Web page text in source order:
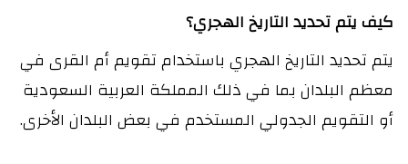
كيف يتم تحديد التاريخ الهجري؟
يتم تحديد التاريخ الهجري باستخدام تقويم أم القرى في
معظم البلدان بما في ذلك المملكة العربية السعودية
أو التقويم الجدولي المستخدم في بعض البلدان الأخرى.